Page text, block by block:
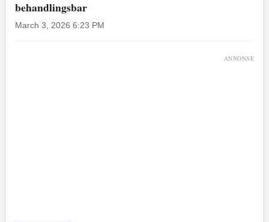
behandlingsbar
March 3, 2026 6:23 PM
ANNONSE